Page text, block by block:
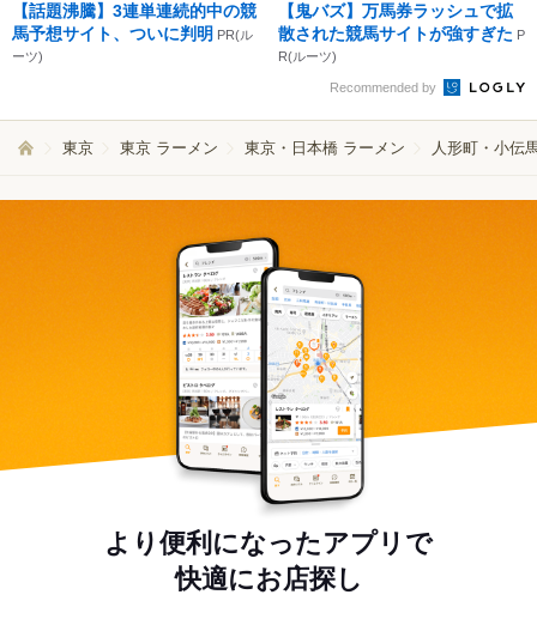
【話題沸騰】3連単連続的中の競
馬予想サイト、ついに判明 PR(ル
ーツ)
【鬼バズ】万馬券ラッシュで拡
散された競馬サイトが強すぎた P
R(ルーツ)
Recommended by
東京 東京 ラーメン 東京・日本橋 ラーメン 人形町・小伝
より便利になったアプリで
快適にお店探し